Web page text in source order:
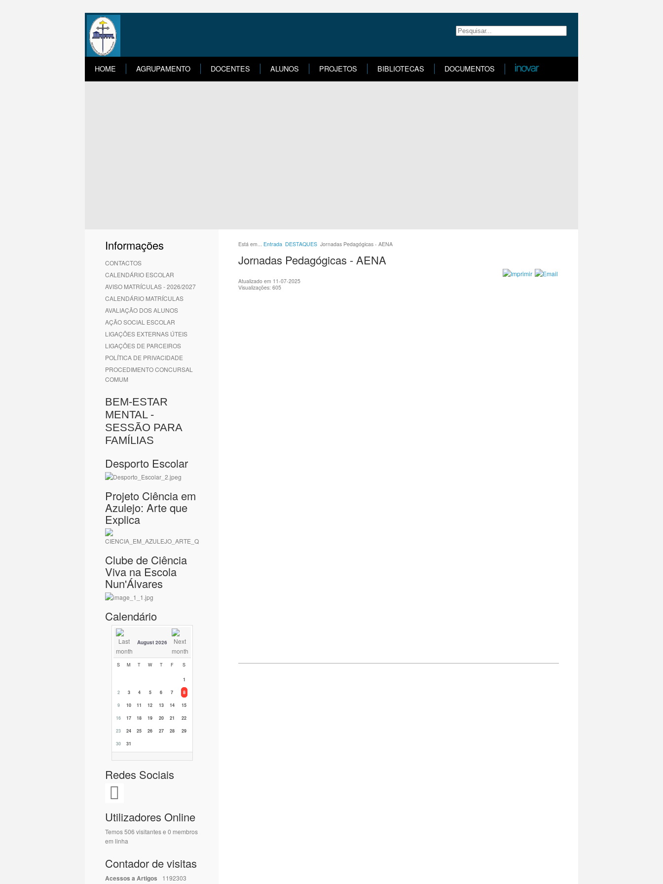
HOME AGRUPAMENTO DOCENTES ALUNOS PROJETOS BIBLIOTECAS DOCUMENTOS
Informações
CONTACTOS
CALENDÁRIO ESCOLAR
AVISO MATRÍCULAS - 2026/2027
CALENDÁRIO MATRÍCULAS
AVALIAÇÃO DOS ALUNOS
AÇÃO SOCIAL ESCOLAR
LIGAÇÕES EXTERNAS ÚTEIS
LIGAÇÕES DE PARCEIROS
POLÍTICA DE PRIVACIDADE
PROCEDIMENTO CONCURSAL
COMUM
BEM-ESTAR
MENTAL -
SESSÃO PARA
FAMÍLIAS
Desporto Escolar
Projeto Ciência em
Azulejo: Arte que
Explica
Clube de Ciência
Viva na Escola
Nun'Álvares
Calendário
August 2026
S M T W T F S
1
2
3 4 5 6 7
8
9
10 11 12 13 14
15
16
17 18 19 20 21
22
23
24 25 26 27 28
29
30
31
Redes Sociais
Utilizadores Online
Temos 506 visitantes e 0 membros
em linha
Contador de visitas
Acessos a Artigos 1192303
Está em... Entrada DESTAQUES Jornadas Pedagógicas - AENA
Jornadas Pedagógicas - AENA
Atualizado em 11-07-2025
Visualizações: 605